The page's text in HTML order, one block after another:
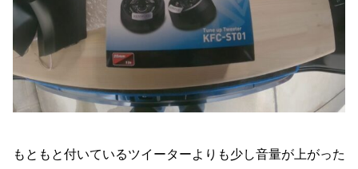
もともと付いているツイーターよりも少し音量が上がった